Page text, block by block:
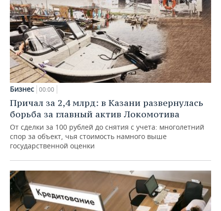
Бизнес 00:00
Причал за 2,4 млрд: в Казани развернулась
борьба за главный актив Локомотива
От сделки за 100 рублей до снятия с учета: многолетний
спор за объект, чья стоимость намного выше
государственной оценки